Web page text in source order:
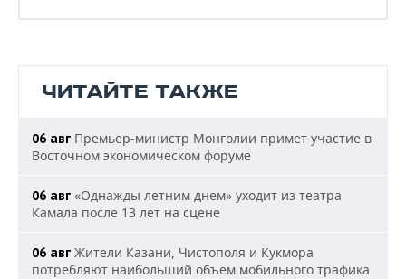
ЧИТАЙТЕ ТАКЖЕ
06 авг Премьер-министр Монголии примет участие в
Восточном экономическом форуме
06 авг «Однажды летним днем» уходит из театра
Камала после 13 лет на сцене
06 авг Жители Казани, Чистополя и Кукмора
потребляют наибольший объем мобильного трафика